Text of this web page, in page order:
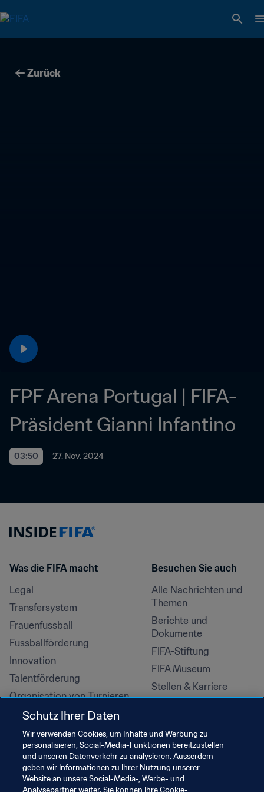
Zurück
FPF Arena Portugal | FIFA-
Präsident Gianni Infantino
03:50 27. Nov. 2024
Was die FIFA macht
Legal
Transfersystem
Frauenfussball
Fussballförderung
Innovation
Talentförderung
Organisation von Turnieren
Nachhaltigkeit
Menschenrechte und
Antidiskriminierung
Gesundheit und Medizin
Bildungsinitiativen
Besuchen Sie auch
Alle Nachrichten und
Themen
Berichte und
Dokumente
FIFA-Stiftung
FIFA Museum
Stellen & Karriere
Schutz Ihrer Daten
Wir verwenden Cookies, um Inhalte und Werbung zu
personalisieren, Social-Media-Funktionen bereitzustellen
und unseren Datenverkehr zu analysieren. Ausserdem
geben wir Informationen zu Ihrer Nutzung unserer
Website an unsere Social-Media-, Werbe- und
Analysepartner weiter. Sie können Ihre Cookie-